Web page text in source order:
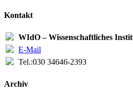
Kontakt
WIdO – Wissenschaftliches
E-Mail
Tel.:030 34646-2393
Archiv